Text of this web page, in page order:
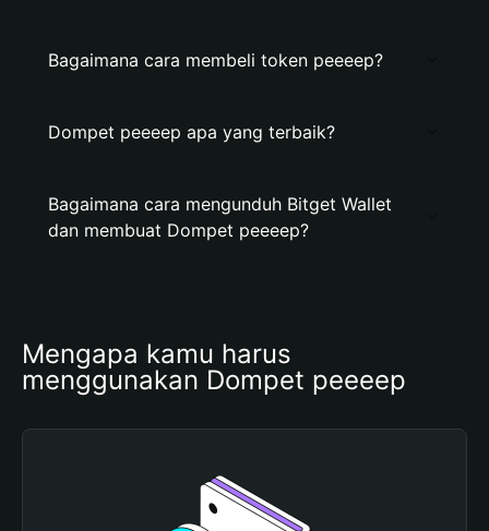
Bagaimana cara membeli token peeeep?
Dompet peeeep apa yang terbaik?
Bagaimana cara mengunduh Bitget Wallet
dan membuat Dompet peeeep?
Mengapa kamu harus
menggunakan Dompet peeeep